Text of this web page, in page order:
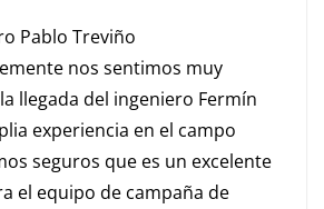
Pablo Treviño
nos sentimos muy
llegada del ingeniero Fermín
experiencia en el campo
seguros que es un excelente
el equipo de campaña de